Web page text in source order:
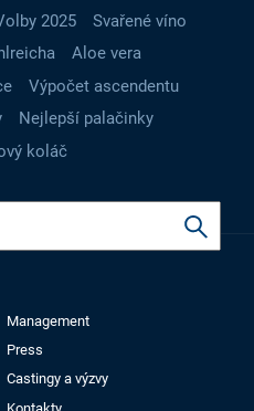
2025
Svařené víno
Aloe vera
Výpočet ascendentu
Nejlepší palačinky
koláč
Management
Press
Castingy a výzvy